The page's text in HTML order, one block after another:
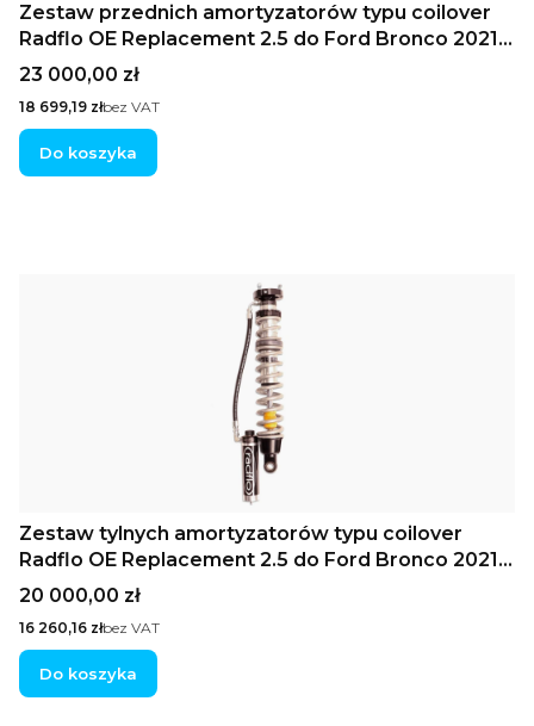
Zestaw przednich amortyzatorów typu coilover
Radflo OE Replacement 2.5 do Ford Bronco 2021+
ze zdalnymi zbiornikami, regulacją tłumienia w
systemie Hi/Lo Compression i zakresem
podniesienia 1–2,5″
Cena
23 000,00 zł
Cena
18 699,19 złbez VAT
Do koszyka
Zestaw tylnych amortyzatorów typu coilover
Radflo OE Replacement 2.5 do Ford Bronco 2021+
ze zdalnymi zbiornikami olej-gazowymi i regulacją
tłumienia
Cena
20 000,00 zł
Cena
16 260,16 złbez VAT
Do koszyka